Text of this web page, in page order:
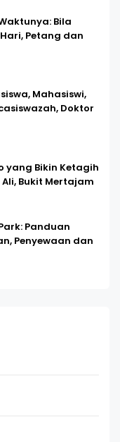
Bila
Petang dan
Mahasiswi,
Doktor
yang Bikin Ketagih
Bukit Mertajam
Panduan
Penyewaan dan